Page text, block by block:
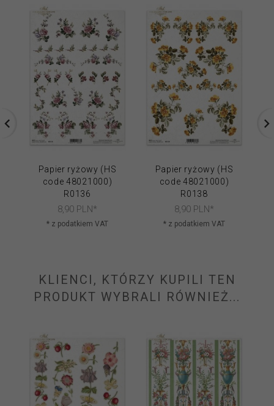
Papier ryżowy (HS
code 48021000)
R0136
8,90 PLN*
* z podatkiem VAT
Papier ryżowy (HS
code 48021000)
R0138
8,90 PLN*
* z podatkiem VAT
KLIENCI, KTÓRZY KUPILI TEN
PRODUKT WYBRALI RÓWNIEŻ...